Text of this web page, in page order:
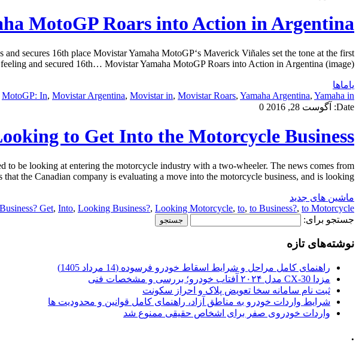
MotoGP Roars into Action in Argentina
secures 16th place Movistar Yamaha MotoGP‘s Maverick Viñales set the tone at the first
and secured 16th… Movistar Yamaha MotoGP Roars into Action in Argentina (image) […]
یاماها
MotoGP: In, Movistar Argentina, Movistar in, Movistar Roars, Yamaha Argentina, Yamaha in
Date:
آگوست 28, 2016 0
to Get Into the Motorcycle Business?
be looking at entering the motorcycle industry with a two-wheeler. The news comes from
the Canadian company is evaluating a move into the motorcycle business, and is looking […]
ماشین های جدید
Business? Get, Into, Looking Business?, Looking Motorcycle, to, to Business?, to Motorcycle
جستجو برای:
نوشته‌های تازه
راهنمای کامل مراحل و شرایط اسقاط خودرو فرسوده (14 مرداد 1405)
مزدا CX-30 مدل ۲۰۲۴ آفتاب خودرو؛ بررسی و مشخصات فنی
ثبت نام سامانه سخا تعویض پلاک و احراز سکونت
شرایط واردات خودرو به مناطق آزاد، راهنمای کامل قوانین و محدودیت ها
واردات خودروی صفر برای اشخاص حقیقی ممنوع شد
.